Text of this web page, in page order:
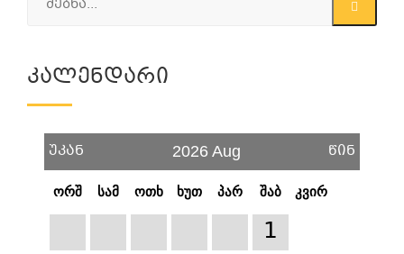
Კალენდარი
უკან 2026 Aug წინ
ორშ სამ ოთხ ხუთ პარ შაბ კვირ
1